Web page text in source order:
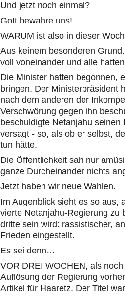
Und jetzt noch einmal?
Gott bewahre uns!
WARUM ist also in dieser
Aus keinem besonderen
voll voneinander und alle
Die Minister hatten begonnen,
bringen. Der Ministerpräsident
nach dem anderen der
Verschwörung gegen ihn
beschuldigte Netanjahu
versagt - so, als ob er selbst,
tun hätte.
Die Öffentlichkeit sah nur
ganze Durcheinander nichts
Jetzt haben wir neue Wahlen.
Im Augenblick sieht es so aus,
vierte Netanjahu-Regierung zu
dritte sein wird: rassistischer,
Frieden eingestellt.
Es sei denn…
VOR DREI WOCHEN, als
Auflösung der Regierung
Artikel für Haaretz. Der Titel